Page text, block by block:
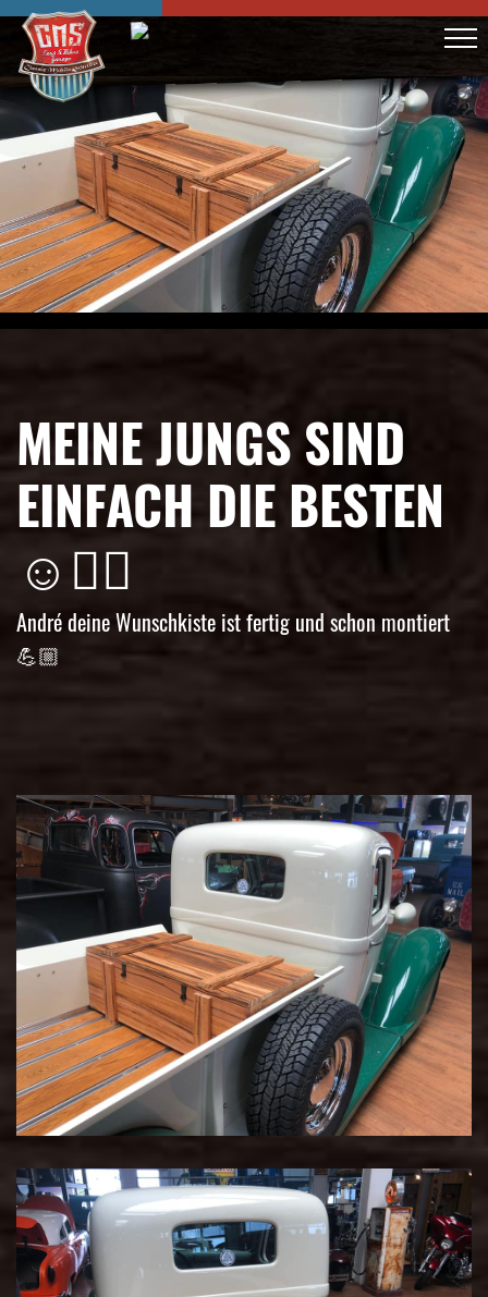
MEINE JUNGS SIND
EINFACH DIE BESTEN
☺️👌🏼
André deine Wunschkiste ist fertig und schon montiert
💪🏼